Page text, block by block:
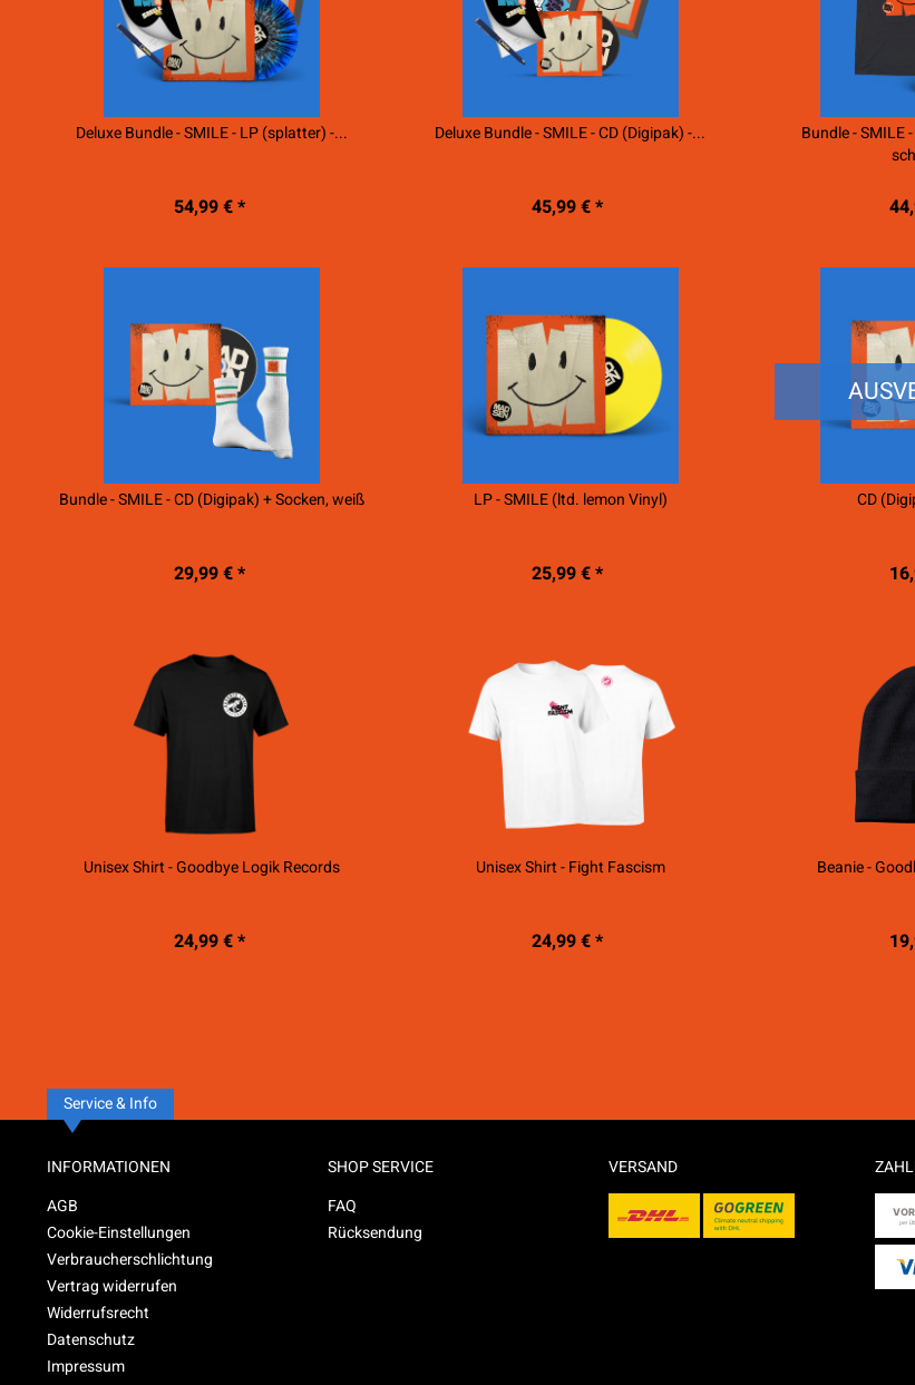
Deluxe Bundle - SMILE - LP (splatter) -...
54,99 € *
Deluxe Bundle - SMILE - CD (Digipak) -...
45,99 € *
Bundle - SMILE
Bundle - SMILE - CD (Digipak) + Socken, weiß
29,99 € *
LP - SMILE (ltd. lemon Vinyl)
25,99 € *
CD
Unisex Shirt - Goodbye Logik Records
24,99 € *
Unisex Shirt - Fight Fascism
24,99 € *
Beanie -
Service & Info
INFORMATIONEN
AGB
Cookie-Einstellungen
Verbraucherschlichtung
Vertrag widerrufen
Widerrufsrecht
Datenschutz
Impressum
SHOP SERVICE
FAQ
Rücksendung
VERSAND